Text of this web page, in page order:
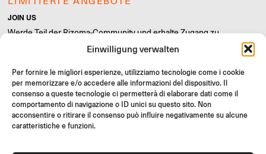
Einwilligung verwalten
Per fornire le migliori esperienze, utilizziamo tecnologie come i cookie
per memorizzare e/o accedere alle informazioni del dispositivo. Il
consenso a queste tecnologie ci permetterà di elaborare dati come il
comportamento di navigazione o ID unici su questo sito. Non
acconsentire o ritirare il consenso può influire negativamente su alcune
caratteristiche e funzioni.
JOIN US
Werde Teil der Rizoma-Community und erhalte Zugang zu
exklusiven Inhalten und Sonderangeboten!
Registrieren